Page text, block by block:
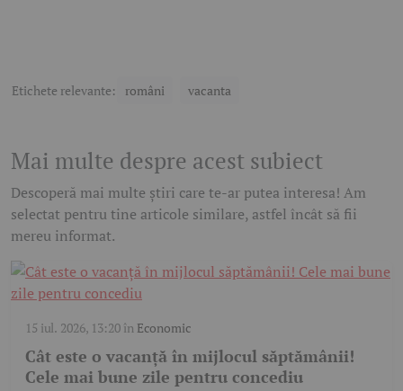
Etichete relevante: români vacanta
Mai multe despre acest subiect
Descoperă mai multe știri care te-ar putea interesa! Am
selectat pentru tine articole similare, astfel încât să fii
mereu informat.
15 iul. 2026, 13:20în Economic
Cât este o vacanță în mijlocul săptămânii!
Cele mai bune zile pentru concediu